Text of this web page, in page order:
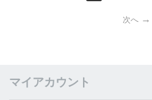
次へ
マイアカウント